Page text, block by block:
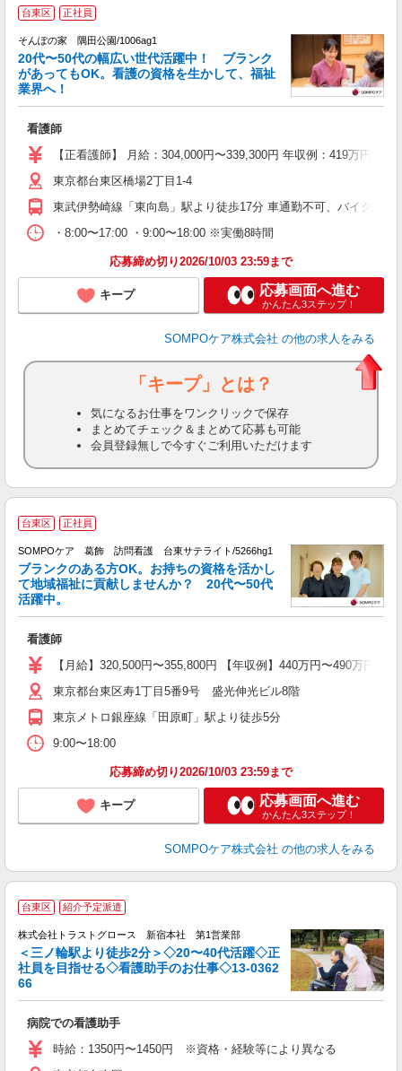
台東区 正社員
そんぽの家 隅田公園/1006ag1
20代〜50代の幅広い世代活躍中！ ブランク
があってもOK。看護の資格を生かして、福祉
業界へ！
看護師
【正看護師】 月給：304,000円〜339,300円 年収例：419万円
東京都台東区橋場2丁目1-4
東武伊勢崎線「東向島」駅より徒歩17分 車通勤不可、バイク通勤
・8:00〜17:00 ・9:00〜18:00 ※実働8時間
応募締め切り2026/10/03 23:59まで
キープ 応募画面へ進む
かんたん3ステップ！
SOMPOケア株式会社 の他の求人をみる
「キープ」とは？
気になるお仕事をワンクリックで保存
まとめてチェック＆まとめて応募も可能
会員登録無しで今すぐご利用いただけます
台東区 正社員
SOMPOケア 葛飾 訪問看護 台東サテライト/5266hg1
ブランクのある方OK。お持ちの資格を活かし
て地域福祉に貢献しませんか？ 20代〜50代
活躍中。
看護師
【月給】320,500円〜355,800円 【年収例】440万円〜490万円
東京都台東区寿1丁目5番9号 盛光伸光ビル8階
東京メトロ銀座線「田原町」駅より徒歩5分
9:00〜18:00
応募締め切り2026/10/03 23:59まで
キープ 応募画面へ進む
かんたん3ステップ！
SOMPOケア株式会社 の他の求人をみる
台東区 紹介予定派遣
株式会社トラストグロース 新宿本社 第1営業部
＜三ノ輪駅より徒歩2分＞◇20〜40代活躍◇正
社員を目指せる◇看護助手のお仕事◇13-0362
66
病院での看護助手
時給：1350円〜1450円 ※資格・経験等により異なる